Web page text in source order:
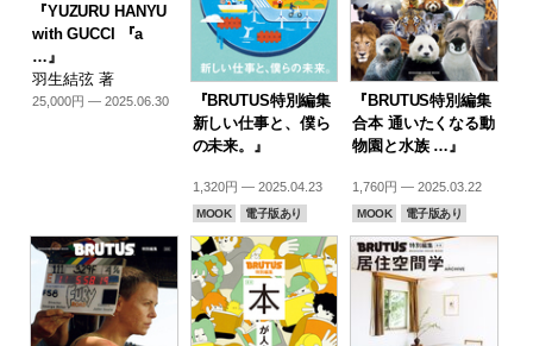
『YUZURU HANYU
with GUCCI 『a
…』
羽生結弦 著
25,000円 — 2025.06.30
『BRUTUS特別編集
新しい仕事と、僕ら
の未来。』
1,320円 — 2025.04.23
MOOK 電子版あり
『BRUTUS特別編集
合本 通いたくなる動
物園と水族 …』
1,760円 — 2025.03.22
MOOK 電子版あり